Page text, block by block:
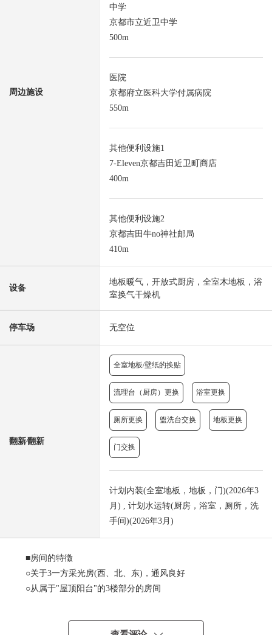
周边施设
中学
京都市立近卫中学
500m
医院
京都府立医科大学付属病院
550m
其他便利设施1
7-Eleven京都吉田近卫町商店
400m
其他便利设施2
京都吉田牛no神社邮局
410m
设备
地板暖气，开放式厨房，全室木地板，浴
室换气干燥机
停车场 无空位
翻新⁄翻新
全室地板/壁纸的换贴
流理台（厨房）更换 浴室更换
厕所更换 盥洗台交换 地板更换
门交换
计划内装(全室地板，地板，门)(2026年3
月) , 计划水运转(厨房，浴室，厕所，洗
手间)(2026年3月)
■房间的特徴
○关于3一方采光房(西、北、东)，通风良好
○从属于"屋顶阳台"的3楼部分的房间
○约20张塌塌米LDK